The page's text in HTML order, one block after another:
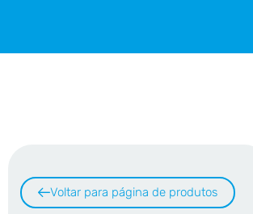
Voltar para página de produtos